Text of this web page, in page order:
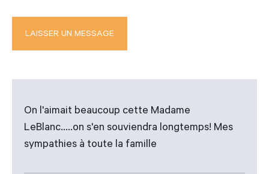
On l'aimait beaucoup cette Madame
LeBlanc.....on s'en souviendra longtemps! Mes
sympathies à toute la famille